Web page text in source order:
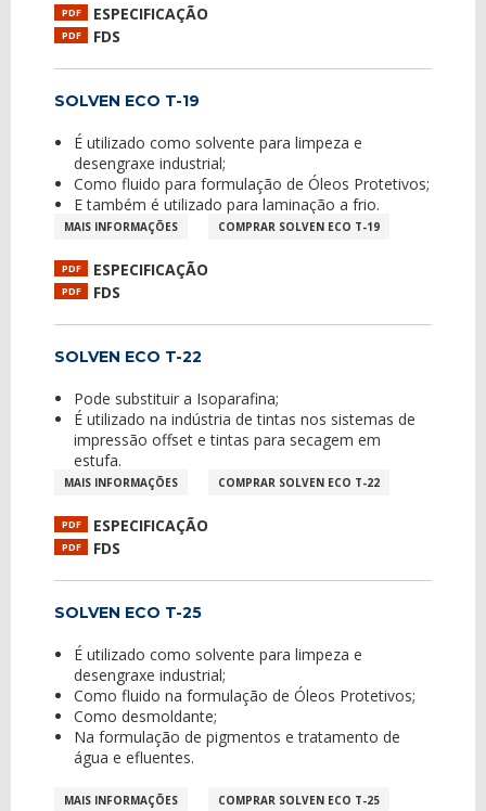
PDF ESPECIFICAÇÃO
PDF FDS
SOLVEN ECO T-19
É utilizado como solvente para limpeza e
desengraxe industrial;
Como fluido para formulação de Óleos Protetivos;
E também é utilizado para laminação a frio.
MAIS INFORMAÇÕES COMPRAR SOLVEN ECO T-19
PDF ESPECIFICAÇÃO
PDF FDS
SOLVEN ECO T-22
Pode substituir a Isoparafina;
É utilizado na indústria de tintas nos sistemas de
impressão offset e tintas para secagem em
estufa.
MAIS INFORMAÇÕES COMPRAR SOLVEN ECO T-22
PDF ESPECIFICAÇÃO
PDF FDS
SOLVEN ECO T-25
É utilizado como solvente para limpeza e
desengraxe industrial;
Como fluido na formulação de Óleos Protetivos;
Como desmoldante;
Na formulação de pigmentos e tratamento de
água e efluentes.
MAIS INFORMAÇÕES COMPRAR SOLVEN ECO T-25